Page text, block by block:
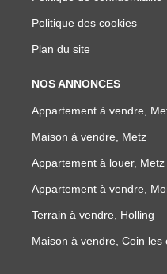
Politique des cookies
Plan du site
NOS ANNONCES
Appartement à vendre,
Maison à vendre, Metz
Appartement à louer, Metz
Appartement à vendre,
Terrain à vendre, Holling
Maison à vendre, Coin les